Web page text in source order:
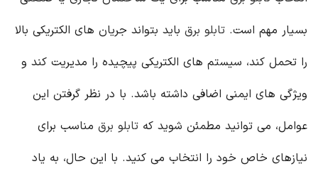
بسیار مهم است. تابلو برق باید بتواند جریان های الکتریکی بالا
را تحمل کند، سیستم های الکتریکی پیچیده را مدیریت کند و
ویژگی های ایمنی اضافی داشته باشد. با در نظر گرفتن این
عوامل، می توانید مطمئن شوید که تابلو برق مناسب برای
نیازهای خاص خود را انتخاب می کنید. با این حال، به یاد